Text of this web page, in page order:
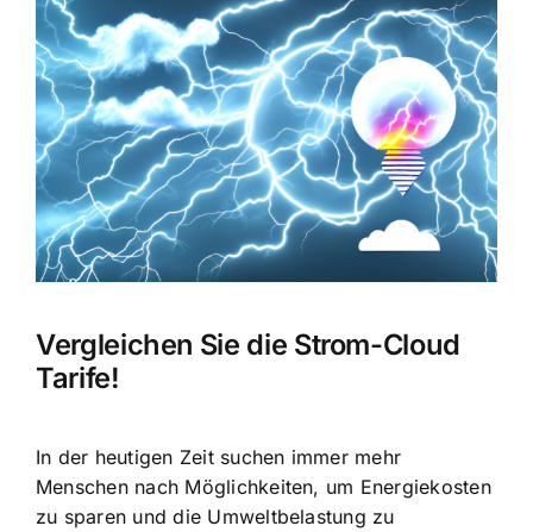
grösseres
Bild
Vergleichen Sie die Strom-Cloud
Tarife!
In der heutigen Zeit suchen immer mehr
Menschen nach Möglichkeiten, um Energiekosten
zu sparen und die Umweltbelastung zu